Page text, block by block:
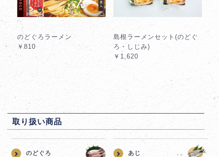
のどぐろラーメン
￥810
島根ラーメンセット(のどぐ
ろ・しじみ)
￥1,620
取り扱い商品
のどぐろ あじ